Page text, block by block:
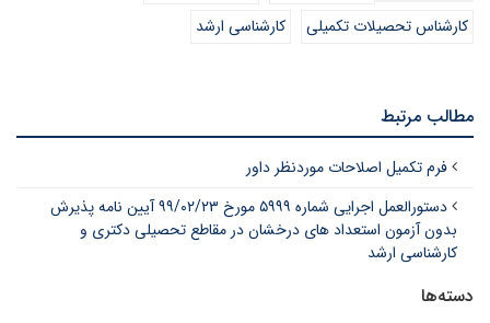
کارشناس تحصیلات تکمیلی
کارشناسی ارشد
مطالب مرتبط
فرم تکمیل اصلاحات موردنظر داور
دستورالعمل اجرایی شماره ۵۹۹۹ مورخ ۹۹/۰۲/۲۳ آیین نامه پذیرش
بدون آزمون استعداد های درخشان در مقاطع تحصیلی دکتری و
کارشناسی ارشد
دسته‌ها